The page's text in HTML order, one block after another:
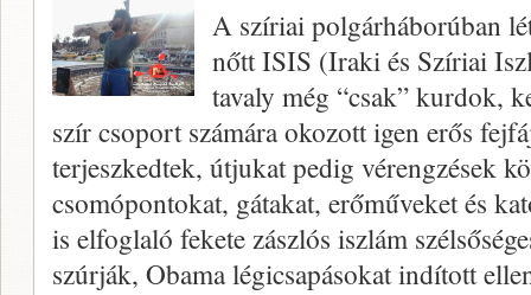
A szíriai polgárháborúban
nőtt ISIS (Iraki és Szíriai
tavaly még “csak” kurdok,
szír csoport számára okozott igen erős
terjeszkedtek, útjukat pedig vérengzések
csomópontokat, gátakat, erőműveket és
is elfoglaló fekete zászlós iszlám
szúrják, Obama légicsapásokat indított